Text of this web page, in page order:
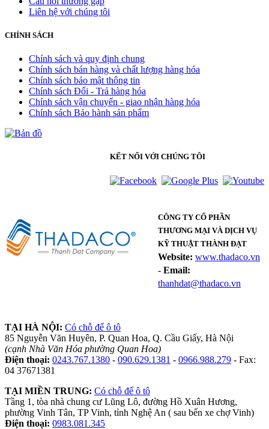
Liên hệ với chúng tôi
CHÍNH SÁCH
Chính sách và quy định chung
Chính sách bán hàng và chất lượng hàng hóa
Chính sách bảo mật thông tin
Chính sách Đổi - Trả hàng hóa
Chính sách vận chuyển - giao nhận hàng hóa
Chính sách Bảo hành sản phẩm
KẾT NỐI VỚI CHÚNG TÔI
CÔNG TY CỔ PHẦN
THƯƠNG MẠI VÀ DỊCH VỤ
KỸ THUẬT THÀNH ĐẠT
Website: www.thadaco.vn
- Email:
thanhdat@thadaco.vn
TẠI HÀ NỘI: Có chỗ để ô tô
85 Nguyễn Văn Huyên, P. Quan Hoa, Q. Cầu Giấy, Hà Nội
(cạnh Nhà Văn Hóa phường Quan Hoa)
Điện thoại: 0243.767.1380 - 090.629.1381 - 0966.988.279 - Fax:
04 37671381
TẠI MIỀN TRUNG: Có chỗ để ô tô
Tầng 1, tòa nhà chung cư Lũng Lô, đường Hồ Xuân Hương,
phường Vinh Tân, TP Vinh, tỉnh Nghệ An ( sau bến xe chợ Vinh)
Điện thoại: 0983.081.345